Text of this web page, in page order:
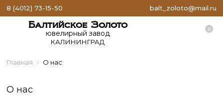
8 (4012) 73-15-50 balt_zoloto@mail.ru
0
Балтийское Золото
ювелирный завод
КАЛИНИНГРАД
Главная О нас
О нас